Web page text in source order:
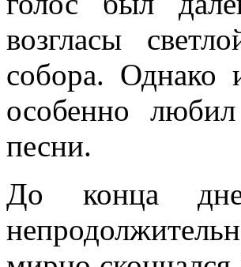
возгласы
собора. Однако
особенно
песни.
До конца